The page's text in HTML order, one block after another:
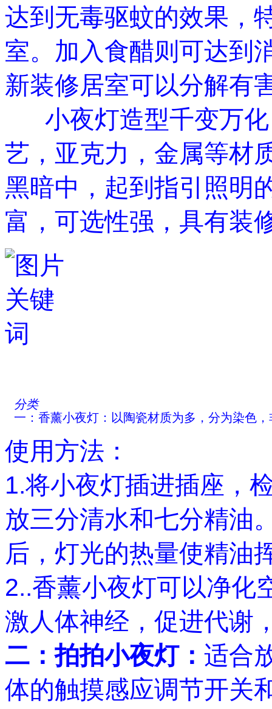
达到无毒驱蚊的效果，
室。加入食醋则可达到
新装修居室可以分解有
小夜灯造型千变万化
艺，亚克力，金属等材
黑暗中，起到指引照明
富，可选性强，具有装
分类
一：香薰小夜灯：以陶瓷材质为多，分为染色
使用方法：
1.将小夜灯插进插座，
放三分清水和七分精油
后，灯光的热量使精油
2..香薰小夜灯可以净化
激人体神经，促进代谢
二：拍拍小夜灯： 适合
体的触摸感应调节开关